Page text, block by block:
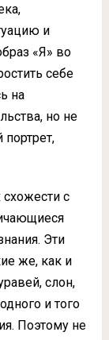
и
«Я» во
себе
на
но не
схожести с
Эти
же, как и
слон,
и того
Поэтому не